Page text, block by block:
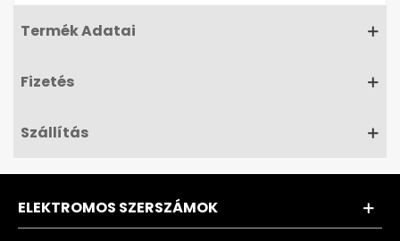
Termék Adatai
Fizetés
Szállítás
ELEKTROMOS SZERSZÁMOK